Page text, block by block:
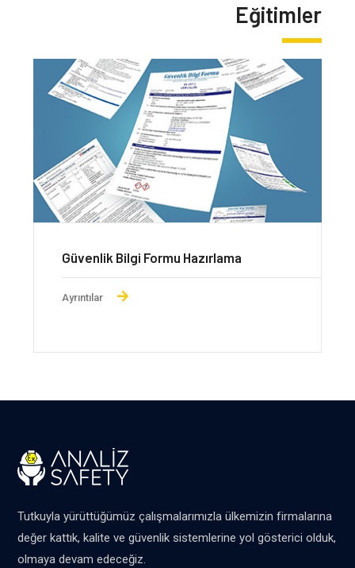
Eğitimler
Kimyasal Değerlendirme Uzmanı
Ayrıntılar
Tutkuyla yürüttüğümüz çalışmalarımızla ülkemizin firmalarına
değer kattık, kalite ve güvenlik sistemlerine yol gösterici olduk,
olmaya devam edeceğiz.